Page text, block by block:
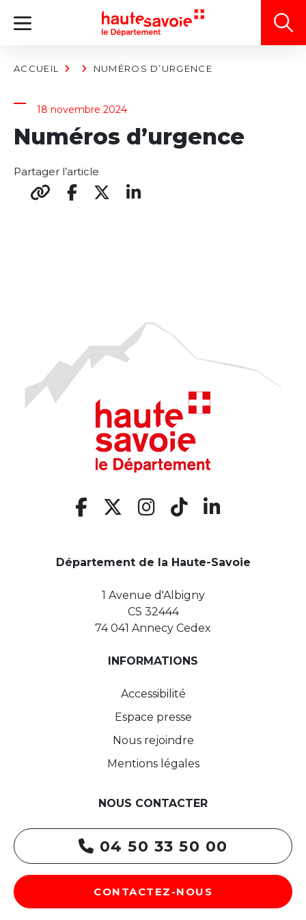
Panneau de gestion des cookies
ACCUEIL NUMÉROS D’URGENCE
18 novembre 2024
Numéros d’urgence
Partager l’article
Département de la Haute-Savoie
1 Avenue d'Albigny
CS 32444
74 041 Annecy Cedex
INFORMATIONS
Accessibilité
Espace presse
Nous rejoindre
Mentions légales
NOUS CONTACTER
04 50 33 50 00
CONTACTEZ-NOUS